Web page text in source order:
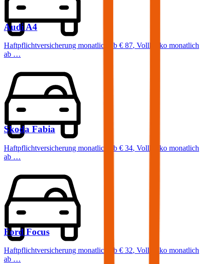
Audi A4
Haftpflichtversicherung monatlich ab € 87, Vollkasko monatlich
ab …
Skoda Fabia
Haftpflichtversicherung monatlich ab € 34, Vollkasko monatlich
ab …
Ford Focus
Haftpflichtversicherung monatlich ab € 32, Vollkasko monatlich
ab …